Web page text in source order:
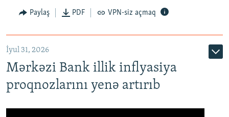
Paylaş PDF VPN-siz açmaq
İyul 31, 2026
Mərkəzi Bank illik inflyasiya
proqnozlarını yenə artırıb